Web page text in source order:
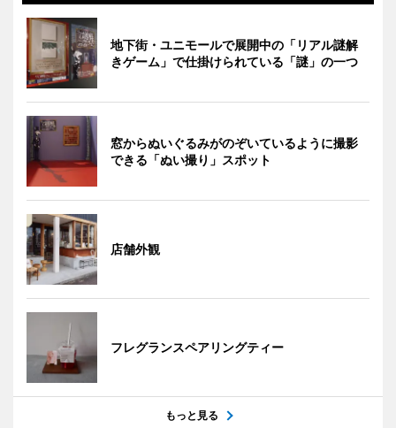
地下街・ユニモールで展開中の「リアル謎解
きゲーム」で仕掛けられている「謎」の一つ
窓からぬいぐるみがのぞいているように撮影
できる「ぬい撮り」スポット
店舗外観
フレグランスペアリングティー
もっと見る